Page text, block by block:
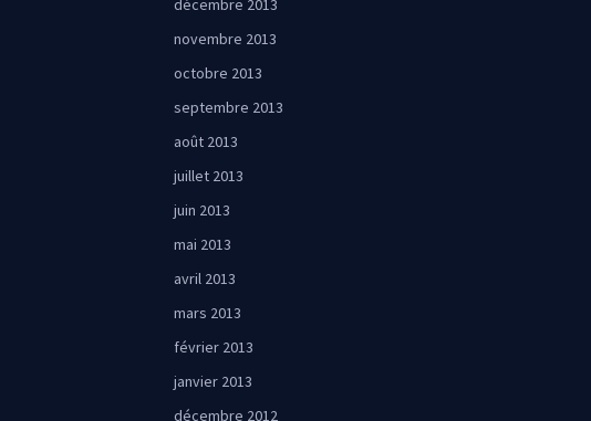
décembre 2013
novembre 2013
octobre 2013
septembre 2013
août 2013
juillet 2013
juin 2013
mai 2013
avril 2013
mars 2013
février 2013
janvier 2013
décembre 2012